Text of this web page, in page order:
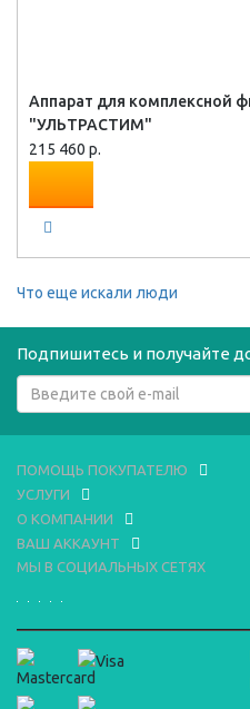
Аппарат для комплексной
"УЛЬТРАСТИМ"
215 460 р.
Что еще искали люди
Подпишитесь и получайте
ПОМОЩЬ ПОКУПАТЕЛЮ
УСЛУГИ
О КОМПАНИИ
ВАШ АККАУНТ
МЫ В СОЦИАЛЬНЫХ СЕТЯХ